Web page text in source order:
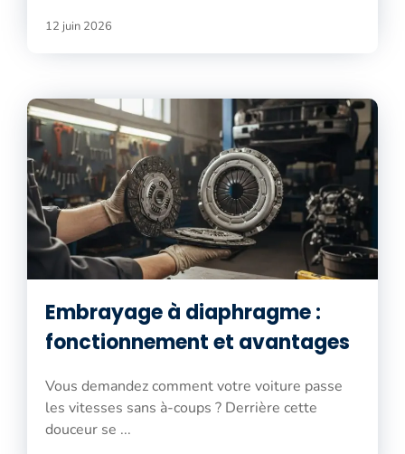
12 juin 2026
Embrayage à diaphragme :
fonctionnement et avantages
Vous demandez comment votre voiture passe
les vitesses sans à-coups ? Derrière cette
douceur se ...